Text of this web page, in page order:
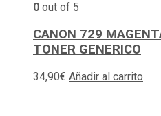
0 out of 5
CANON 729
TONER GENERICO
34,90€ Añadir al carrito